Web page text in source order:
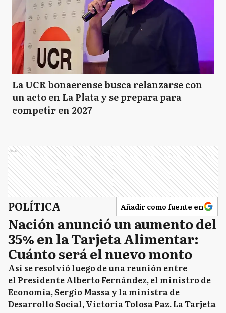
La UCR bonaerense busca relanzarse con
un acto en La Plata y se prepara para
competir en 2027
Ads
POLÍTICA Añadir como fuente en
Nación anunció un aumento del
35% en la Tarjeta Alimentar:
Cuánto será el nuevo monto
Así se resolvió luego de una reunión entre
el Presidente Alberto Fernández, el ministro de
Economía, Sergio Massa y la ministra de
Desarrollo Social, Victoria Tolosa Paz. La Tarjeta